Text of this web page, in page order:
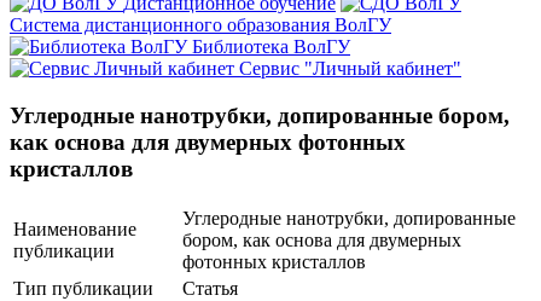
Система дистанционного образования ВолГУ
Библиотека ВолГУ
Сервис "Личный кабинет"
Углеродные нанотрубки, допированные бором,
как основа для двумерных фотонных
кристаллов
Наименование
публикации
Углеродные нанотрубки, допированные
бором, как основа для двумерных
фотонных кристаллов
Тип публикации
Статья